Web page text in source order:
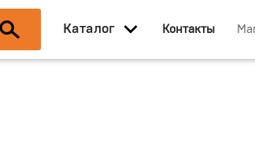
Каталог Контакты